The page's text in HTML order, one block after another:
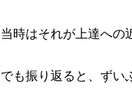
当時はそれが上達への
でも振り返ると、ずい